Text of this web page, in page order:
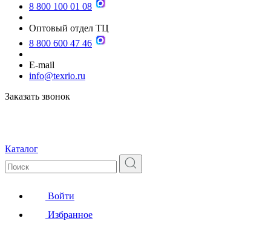
8 800 100 01 08
Оптовый отдел ТЦ
8 800 600 47 46
E-mail
info@texrio.ru
Заказать звонок
Каталог
Войти
Избранное